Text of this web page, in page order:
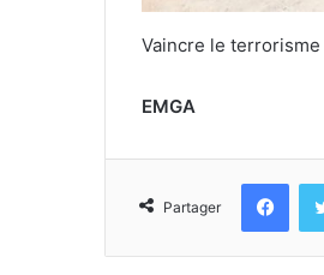
Vaincre le
EMGA
Partager